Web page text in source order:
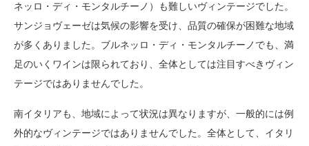
ネッロ・ディ・モンタルチーノ）も難しいヴィンテージでした。
サンジョヴェーゼは気候の影響を受け、品質の確保が困難な地域
が多くありました。ブルネッロ・ディ・モンタルチーノでも、満
足のいくワインは限られており、全体としては注目すべきヴィン
テージではありませんでした。
南イタリアも、地域によって状況は異なりますが、一般的には例
外的なヴィンテージではありませんでした。全体として、イタリ